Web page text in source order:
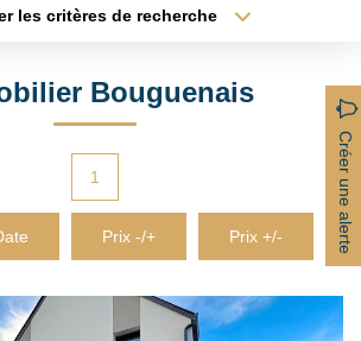
Qui Sommes-Nous
Notre Équipe
les critères de recherche
Surface min
Bouguenais
Créer une alerte
1
Prix -/+ Prix +/-